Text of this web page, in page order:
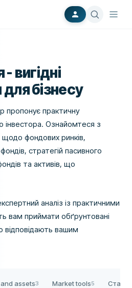
вигідні
бізнесу
пропонує практичну
інвестора. Ознайомтеся з
фондових ринків,
стратегій пасивного
та активів, що
аналіз із практичними
вам приймати обґрунтовані
відповідають вашим
assets3 Market tools5 Статті